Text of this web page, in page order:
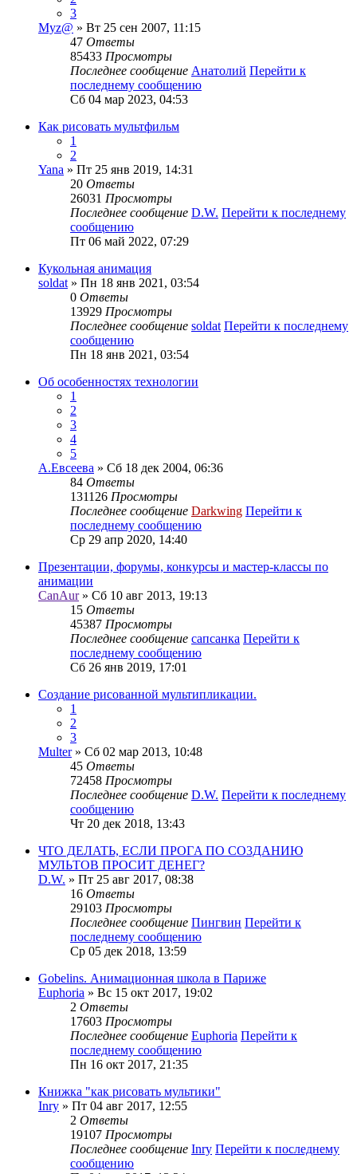
3
Myz@ » Вт 25 сен 2007, 11:15
47 Ответы
85433 Просмотры
Последнее сообщение Анатолий Перейти к
последнему сообщению
Сб 04 мар 2023, 04:53
Как рисовать мультфильм
1
2
Yana » Пт 25 янв 2019, 14:31
20 Ответы
26031 Просмотры
Последнее сообщение D.W. Перейти к последнему
сообщению
Пт 06 май 2022, 07:29
Кукольная анимация
soldat » Пн 18 янв 2021, 03:54
0 Ответы
13929 Просмотры
Последнее сообщение soldat Перейти к последнему
сообщению
Пн 18 янв 2021, 03:54
Об особенностях технологии
1
2
3
4
5
А.Евсеева » Сб 18 дек 2004, 06:36
84 Ответы
131126 Просмотры
Последнее сообщение Darkwing Перейти к
последнему сообщению
Ср 29 апр 2020, 14:40
Презентации, форумы, конкурсы и мастер-классы по
анимации
CanAur» Сб 10 авг 2013, 19:13
15 Ответы
45387 Просмотры
Последнее сообщение сапсанка Перейти к
последнему сообщению
Сб 26 янв 2019, 17:01
Создание рисованной мультипликации.
1
2
3
Multer» Сб 02 мар 2013, 10:48
45 Ответы
72458 Просмотры
Последнее сообщение D.W. Перейти к последнему
сообщению
Чт 20 дек 2018, 13:43
ЧTO ДEЛATЬ, ECЛИ ПPOГA ПO CO3ДAHИЮ
MУЛЬTOB ПPOCИT ДEHEГ?
D.W. » Пт 25 авг 2017, 08:38
16 Ответы
29103 Просмотры
Последнее сообщение Пингвин Перейти к
последнему сообщению
Ср 05 дек 2018, 13:59
Gobelins. Анимационная школа в Париже
Euphoria » Вс 15 окт 2017, 19:02
2 Ответы
17603 Просмотры
Последнее сообщение Euphoria Перейти к
последнему сообщению
Пн 16 окт 2017, 21:35
Книжка "как рисовать мультики"
Inry » Пт 04 авг 2017, 12:55
2 Ответы
19107 Просмотры
Последнее сообщение Inry Перейти к последнему
сообщению